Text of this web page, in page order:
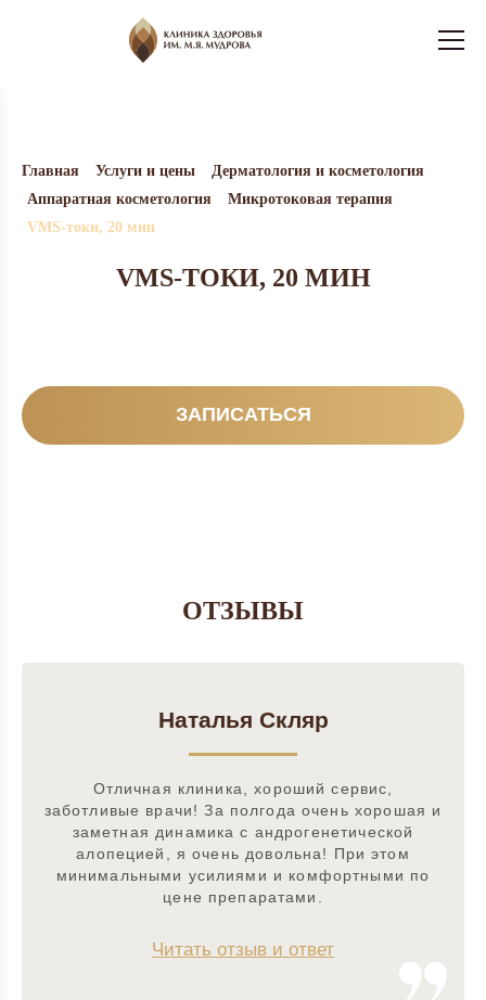
Главная Услуги и цены
Дерматология и косметология
Аппаратная косметология
Микротоковая терапия
VMS-токи, 20 мин
VMS-ТОКИ, 20 МИН
ЗАПИСАТЬСЯ
ОТЗЫВЫ
Наталья Скляр
Отличная клиника, хороший сервис,
заботливые врачи! За полгода очень хорошая и
заметная динамика с андрогенетической
алопецией, я очень довольна! При этом
минимальными усилиями и комфортными по
цене препаратами.
Читать отзыв и ответ